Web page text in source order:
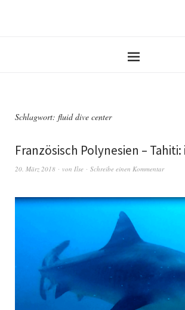
Schlagwort: fluid dive center
Französisch Polynesien – Tahiti:
20. März 2018 von Ilse Schreibe einen Kommentar